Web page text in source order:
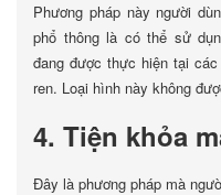
Phương pháp này người
phổ thông là có thể sử
đang được thực hiện tại
ren. Loại hình này không
4. Tiện khỏa
Đây là phương pháp mà